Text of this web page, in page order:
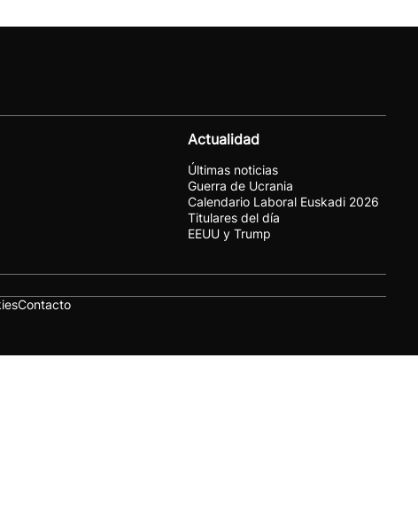
Actualidad
Últimas noticias
Guerra de Ucrania
Calendario Laboral Euskadi 2026
Titulares del día
EEUU y Trump
Contacto